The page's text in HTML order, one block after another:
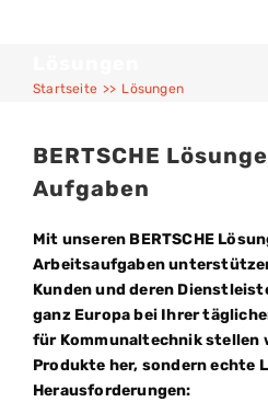
Startseite >> Lösungen
BERTSCHE
Aufgaben
Mit unseren BERTSCHE
Arbeitsaufgaben
Kunden und deren
ganz Europa bei Ihrer
für Kommunaltechnik stellen
Produkte her, sondern echte
Herausforderungen: